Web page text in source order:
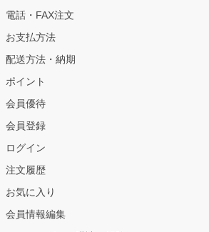
電話・FAX注文
お支払方法
配送方法・納期
ポイント
会員優待
会員登録
ログイン
注文履歴
お気に入り
会員情報編集